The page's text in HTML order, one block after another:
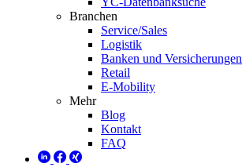
Branchen
Service/Sales
Logistik
Banken und Versicherungen
Retail
E-Mobility
Mehr
Blog
Kontakt
FAQ